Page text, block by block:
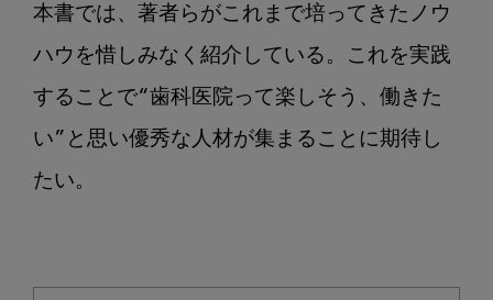
本書では、著者らがこれまで培ってきたノウ
ハウを惜しみなく紹介している。これを実践
することで“歯科医院って楽しそう、働きた
い”と思い優秀な人材が集まることに期待し
たい。